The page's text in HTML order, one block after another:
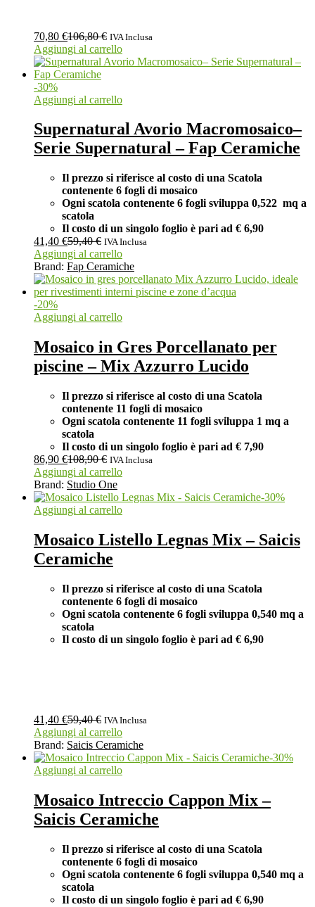
70,80 €106,80€ IVA Inclusa
Aggiungi al carrello
-30%
Aggiungi al carrello
Supernatural Avorio Macromosaico–
Serie Supernatural – Fap Ceramiche
Il prezzo si riferisce al costo di una Scatola
contenente 6 fogli di mosaico
Ogni scatola contenente 6 fogli sviluppa 0,522 mq a
scatola
Il costo di un singolo foglio è pari ad € 6,90
41,40 €59,40€ IVA Inclusa
Aggiungi al carrello
Brand: Fap Ceramiche
-20%
Aggiungi al carrello
Mosaico in Gres Porcellanato per
piscine – Mix Azzurro Lucido
Il prezzo si riferisce al costo di una Scatola
contenente 11 fogli di mosaico
Ogni scatola contenente 11 fogli sviluppa 1 mq a
scatola
Il costo di un singolo foglio è pari ad € 7,90
86,90 €108,90€ IVA Inclusa
Aggiungi al carrello
Brand: Studio One
-30%
Aggiungi al carrello
Mosaico Listello Legnas Mix – Saicis
Ceramiche
Il prezzo si riferisce al costo di una Scatola
contenente 6 fogli di mosaico
Ogni scatola contenente 6 fogli sviluppa 0,540 mq a
scatola
Il costo di un singolo foglio è pari ad € 6,90
41,40 €59,40€ IVA Inclusa
Aggiungi al carrello
Brand: Saicis Ceramiche
-30%
Aggiungi al carrello
Mosaico Intreccio Cappon Mix –
Saicis Ceramiche
Il prezzo si riferisce al costo di una Scatola
contenente 6 fogli di mosaico
Ogni scatola contenente 6 fogli sviluppa 0,540 mq a
scatola
Il costo di un singolo foglio è pari ad € 6,90